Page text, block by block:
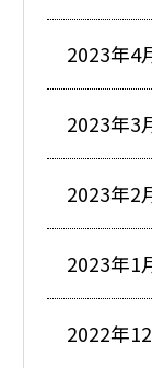
2023年4
2023年3
2023年2
2023年1
2022年